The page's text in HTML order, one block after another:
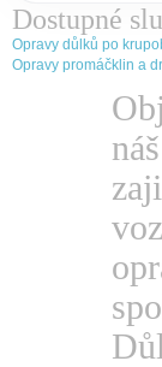
Dostupné
Opravy důlků po
Opravy promáčklin a
náš